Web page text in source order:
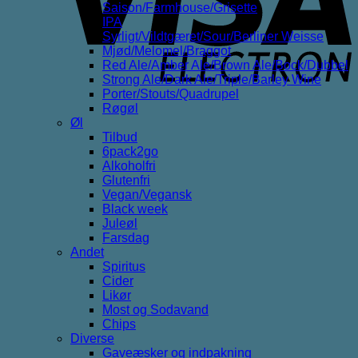
Saison/Farmhouse/Grisette
IPA
Syrligt/Vildtgæret/Sour/Berliner Weisse
Mjød/Melomel/Braggot
Red Ale/Amber Ale/Brown Ale/Bock/Dubbel
Strong Ale/Dark Ale/Triple/Barley Wine
Porter/Stouts/Quadrupel
Røgøl
Øl
Tilbud
6pack2go
Alkoholfri
Glutenfri
Vegan/Vegansk
Black week
Juleøl
Farsdag
Andet
Spiritus
Cider
Likør
Most og Sodavand
Chips
Diverse
Gaveæsker og indpakning